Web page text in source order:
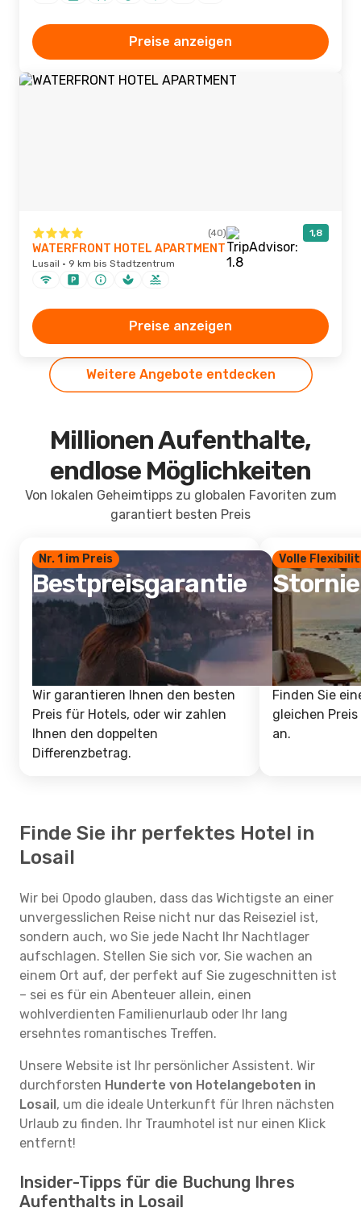
Preise anzeigen
(40) 1,8
WATERFRONT HOTEL APARTMENT
Lusail · 9 km bis Stadtzentrum
Preise anzeigen
Weitere Angebote entdecken
Millionen Aufenthalte,
endlose Möglichkeiten
Von lokalen Geheimtipps zu globalen Favoriten zum
garantiert besten Preis
Nr. 1 im Preis
Bestpreisgarantie
Wir garantieren Ihnen den besten
Preis für Hotels, oder wir zahlen
Ihnen den doppelten
Differenzbetrag.
Volle
Finden Sie
gleichen
an.
Finde Sie ihr perfektes Hotel in
Losail
Wir bei Opodo glauben, dass das Wichtigste an einer
unvergesslichen Reise nicht nur das Reiseziel ist,
sondern auch, wo Sie jede Nacht Ihr Nachtlager
aufschlagen. Stellen Sie sich vor, Sie wachen an
einem Ort auf, der perfekt auf Sie zugeschnitten ist
– sei es für ein Abenteuer allein, einen
wohlverdienten Familienurlaub oder Ihr lang
ersehntes romantisches Treffen.
Unsere Website ist Ihr persönlicher Assistent. Wir
durchforsten Hunderte von Hotelangeboten in
Losail, um die ideale Unterkunft für Ihren nächsten
Urlaub zu finden. Ihr Traumhotel ist nur einen Klick
entfernt!
Insider-Tipps für die Buchung Ihres
Aufenthalts in Losail